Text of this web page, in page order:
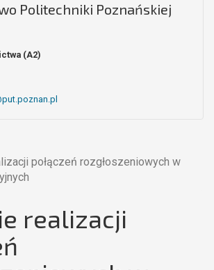
Politechniki Poznańskiej
(A2)
połączeń rozgłoszeniowych w
realizacji